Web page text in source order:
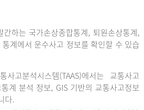
간하는 국가손상종합통계, 퇴원손상통계,
계에서 운수사고 정보를 확인할 수 있습
사고분석시스템(TAAS)에서는 교통사고
계 분석 정보, GIS 기반의 교통사고정보
다.